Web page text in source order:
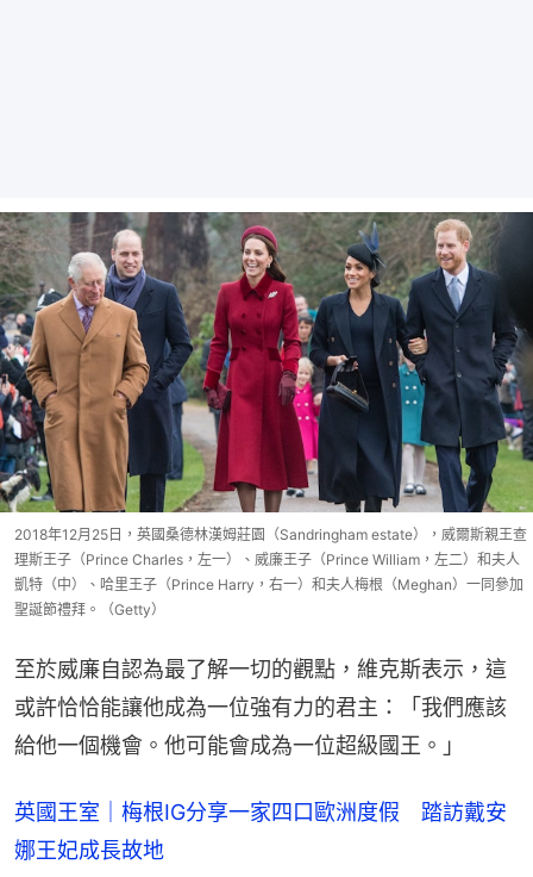
2018年12月25日，英國桑德林漢姆莊園（Sandringham estate），威爾斯親王查
理斯王子（Prince Charles，左一）、威廉王子（Prince William，左二）和夫人
凱特（中）、哈里王子（Prince Harry，右一）和夫人梅根（Meghan）一同參加
聖誕節禮拜。（Getty）
至於威廉自認為最了解一切的觀點，維克斯表示，這
或許恰恰能讓他成為一位強有力的君主：「我們應該
給他一個機會。他可能會成為一位超級國王。」
英國王室｜梅根IG分享一家四口歐洲度假 踏訪戴安
娜王妃成長故地